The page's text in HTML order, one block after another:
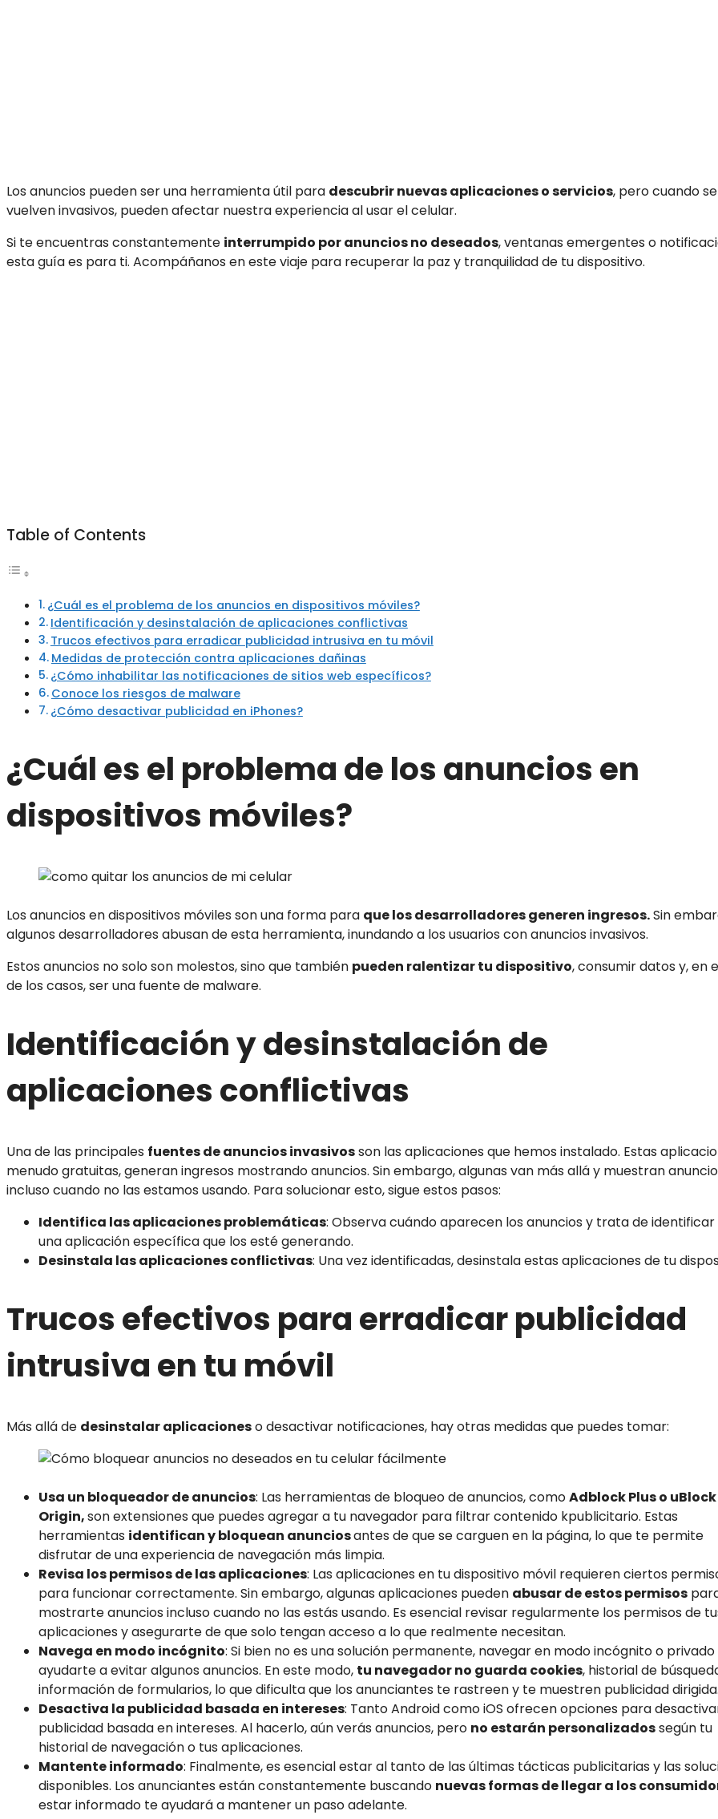
Los anuncios pueden ser una herramienta útil para descubrir nuevas aplicaciones o servicios, pero cuando se
vuelven invasivos, pueden afectar nuestra experiencia al usar el celular.
Si te encuentras constantemente interrumpido por anuncios no deseados, ventanas emergentes o
esta guía es para ti. Acompáñanos en este viaje para recuperar la paz y tranquilidad de tu dispositivo.
Table of Contents
¿Cuál es el problema de los anuncios en dispositivos móviles?
Identificación y desinstalación de aplicaciones conflictivas
Trucos efectivos para erradicar publicidad intrusiva en tu móvil
Medidas de protección contra aplicaciones dañinas
¿Cómo inhabilitar las notificaciones de sitios web específicos?
Conoce los riesgos de malware
¿Cómo desactivar publicidad en iPhones?
¿Cuál es el problema de los anuncios en
dispositivos móviles?
Los anuncios en dispositivos móviles son una forma para que los desarrolladores generen ingresos.Sin
algunos desarrolladores abusan de esta herramienta, inundando a los usuarios con anuncios invasivos.
Estos anuncios no solo son molestos, sino que también pueden ralentizar tu dispositivo, consumir datos y, en
de los casos, ser una fuente de malware.
Identificación y desinstalación de
aplicaciones conflictivas
Una de las principales fuentes de anuncios invasivosson las aplicaciones que hemos instalado. Estas
menudo gratuitas, generan ingresos mostrando anuncios. Sin embargo, algunas van más allá y muestran
incluso cuando no las estamos usando. Para solucionar esto, sigue estos pasos:
Identifica las aplicaciones problemáticas: Observa cuándo aparecen los anuncios y trata de identificar
una aplicación específica que los esté generando.
Desinstala las aplicaciones conflictivas: Una vez identificadas, desinstala estas aplicaciones de tu
Trucos efectivos para erradicar publicidad
intrusiva en tu móvil
Más allá de desinstalar aplicacioneso desactivar notificaciones, hay otras medidas que puedes tomar:
Usa un bloqueador de anuncios: Las herramientas de bloqueo de anuncios, comoAdblock Plus o uBlock
Origin,son extensiones que puedes agregar a tu navegador para filtrar contenido kpublicitario. Estas
herramientas identifican y bloquean anunciosantes de que se carguen en la página, lo que te permite
disfrutar de una experiencia de navegación más limpia.
Revisa los permisos de las aplicaciones: Las aplicaciones en tu dispositivo móvil requieren ciertos
para funcionar correctamente. Sin embargo, algunas aplicaciones pueden abusar de estos permisos
mostrarte anuncios incluso cuando no las estás usando. Es esencial revisar regularmente los permisos de
aplicaciones y asegurarte de que solo tengan acceso a lo que realmente necesitan.
Navega en modo incógnito: Si bien no es una solución permanente, navegar en modo incógnito o
ayudarte a evitar algunos anuncios. En este modo, tu navegador no guarda cookies, historial de
información de formularios, lo que dificulta que los anunciantes te rastreen y te muestren publicidad
Desactiva la publicidad basada en intereses: Tanto Android como iOS ofrecen opciones para
publicidad basada en intereses. Al hacerlo, aún verás anuncios, pero no estarán personalizadossegún tu
historial de navegación o tus aplicaciones.
Mantente informado: Finalmente, es esencial estar al tanto de las últimas tácticas publicitarias y las
disponibles. Los anunciantes están constantemente buscando nuevas formas de llegar a los
estar informado te ayudará a mantener un paso adelante.